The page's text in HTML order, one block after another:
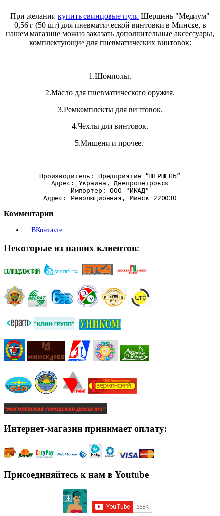
При желании купить свинцовые пули Шершень "Медиум"
0,56 г (50 шт) для пневматической винтовки в Минске, в
нашем магазине можно заказать дополнительные аксессуары,
комплектующие для пневматических винтовок:
1.Шомполы.
2.Масло для пневматического оружия.
3.Ремкомплекты для винтовок.
4.Чехлы для винтовок.
5.Мишени и прочее.
Производитель: Предприятие “ШЕРШЕНЬ”
Адрес: Украина, Днепропетровск
Импортер: ООО "ИКАД"
Адрес: Революционная, Минск 220030
Комментарии
ВКонтакте
Некоторые из наших клиентов:
Интернет-магазин принимает оплату:
Присоединяйтесь к нам в Youtube